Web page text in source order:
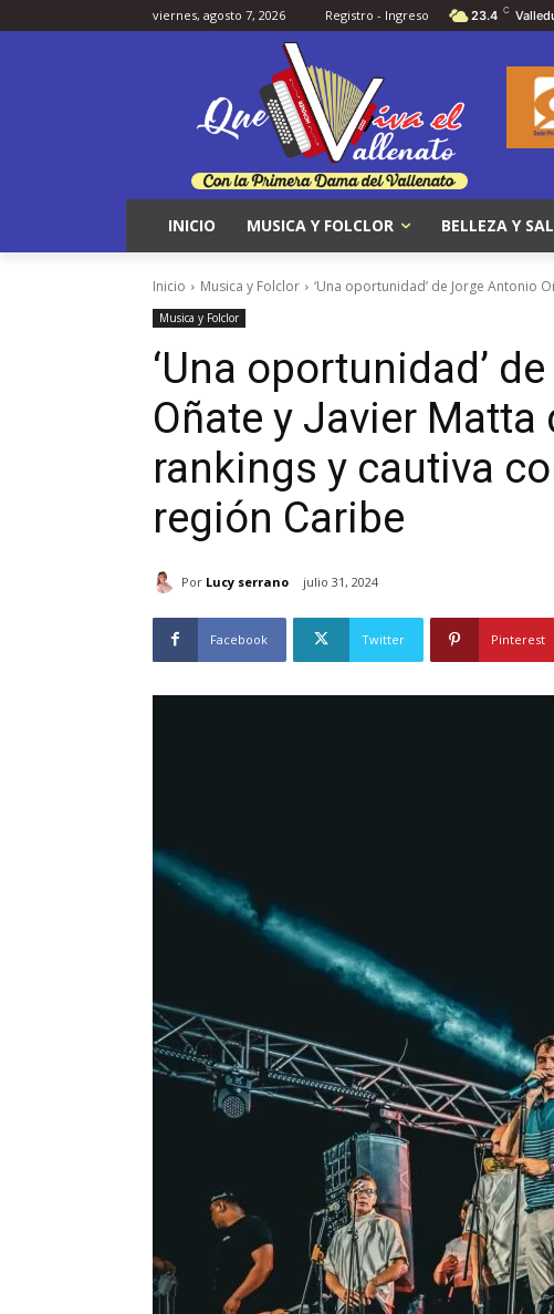
viernes, agosto 7, 2026 Registro - Ingreso 23.4 C
INICIO MUSICA Y FOLCLOR BELLEZA Y
Inicio Musica y Folclor ‘Una oportunidad’ de Jorge Antonio
Musica y Folclor
‘Una oportunidad’
Oñate y Javier
rankings y cautiva
región Caribe
Por Lucy serrano julio 31, 2024
Facebook Twitter Pinterest